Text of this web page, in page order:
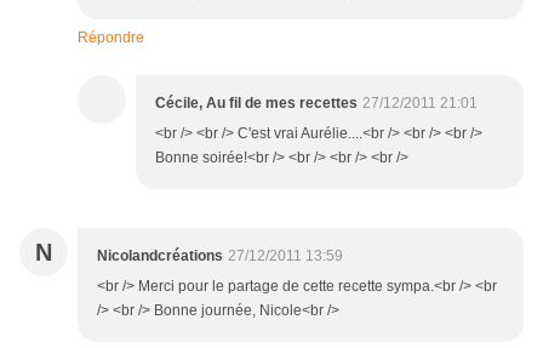
Répondre
Cécile, Au fil de mes recettes 27/12/2011 21:01
<br /> <br /> C'est vrai Aurélie....<br /> <br /> <br />
Bonne soirée!<br /> <br /> <br /> <br />
N Nicolandcréations 27/12/2011 13:59
<br /> Merci pour le partage de cette recette sympa.<br /> <br
/> <br /> Bonne journée, Nicole<br />